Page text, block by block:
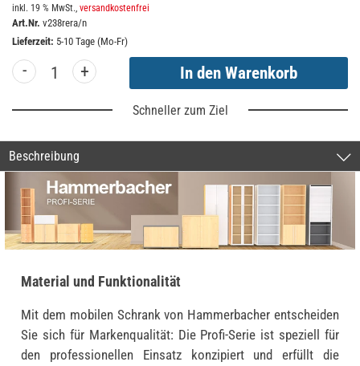
inkl. 19 % MwSt., versandkostenfrei
Art.Nr. v238rera/n
Lieferzeit: 5-10 Tage (Mo-Fr)
- +
Schneller zum Ziel
Beschreibung
Material und Funktionalität
Mit dem mobilen Schrank von Hammerbacher entscheiden
Sie sich für Markenqualität: Die Profi-Serie ist speziell für
den professionellen Einsatz konzipiert und erfüllt die